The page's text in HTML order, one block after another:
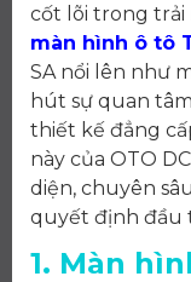
cốt lõi trong trải
màn hình ô tô
SA nổi lên như
hút sự quan
thiết kế đẳng
này của OTO
diện, chuyên
quyết định đầu
1. Màn